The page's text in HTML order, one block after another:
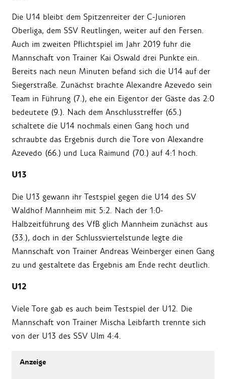
Die U14 bleibt dem Spitzenreiter der C-Junioren
Oberliga, dem SSV Reutlingen, weiter auf den Fersen.
Auch im zweiten Pflichtspiel im Jahr 2019 fuhr die
Mannschaft von Trainer Kai Oswald drei Punkte ein.
Bereits nach neun Minuten befand sich die U14 auf der
Siegerstraße. Zunächst brachte Alexandre Azevedo sein
Team in Führung (7.), ehe ein Eigentor der Gäste das 2:0
bedeutete (9.). Nach dem Anschlusstreffer (65.)
schaltete die U14 nochmals einen Gang hoch und
schraubte das Ergebnis durch die Tore von Alexandre
Azevedo (66.) und Luca Raimund (70.) auf 4:1 hoch.
U13
Die U13 gewann ihr Testspiel gegen die U14 des SV
Waldhof Mannheim mit 5:2. Nach der 1:0-
Halbzeitführung des VfB glich Mannheim zunächst aus
(33.), doch in der Schlussviertelstunde legte die
Mannschaft von Trainer Andreas Weinberger einen Gang
zu und gestaltete das Ergebnis am Ende recht deutlich.
U12
Viele Tore gab es auch beim Testspiel der U12. Die
Mannschaft von Trainer Mischa Leibfarth trennte sich
von der U13 des SSV Ulm 4:4.